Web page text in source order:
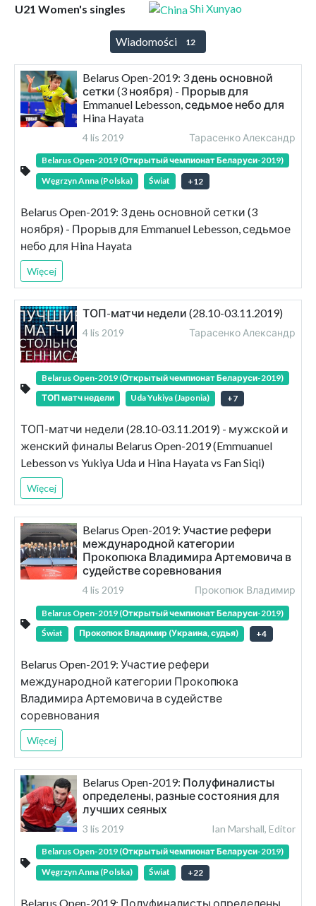
U21 Women's singles
Shi Xunyao
Wiadomości 12
Belarus Open-2019: 3 день основной
сетки (3 ноября) - Прорыв для
Emmanuel Lebesson, седьмое небо для
Hina Hayata
4 lis 2019 Тарасенко Александр
Belarus Open-2019 (Открытый чемпионат Беларуси-2019)
Węgrzyn Anna (Polska)
Świat +12
Belarus Open-2019: 3 день основной сетки (3
ноября) - Прорыв для Emmanuel Lebesson, седьмое
небо для Hina Hayata
Więcej
ТОП-матчи недели (28.10-03.11.2019)
4 lis 2019 Тарасенко Александр
Belarus Open-2019 (Открытый чемпионат Беларуси-2019)
ТОП матч недели
Uda Yukiya (Japonia) +7
ТОП-матчи недели (28.10-03.11.2019) - мужской и
женский финалы Belarus Open-2019 (Emmuanuel
Lebesson vs Yukiya Uda и Hina Hayata vs Fan Siqi)
Więcej
Belarus Open-2019: Участие рефери
международной категории
Прокопюка Владимира Артемовича в
судействе соревнования
4 lis 2019 Прокопюк Владимир
Belarus Open-2019 (Открытый чемпионат Беларуси-2019)
Świat
Прокопюк Владимир (Украина, судья) +4
Belarus Open-2019: Участие рефери
международной категории Прокопюка
Владимира Артемовича в судействе
соревнования
Więcej
Belarus Open-2019: Полуфиналисты
определены, разные состояния для
лучших сеяных
3 lis 2019 Ian Marshall, Editor
Belarus Open-2019 (Открытый чемпионат Беларуси-2019)
Węgrzyn Anna (Polska)
Świat +22
Belarus Open-2019: Полуфиналисты определены,